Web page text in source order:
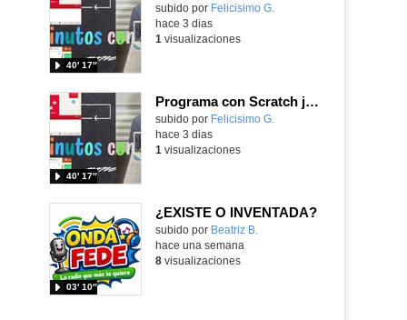
Contenido educativo.
subido por Felicisimo G.
40′ 17″
hace 3 dias
1 visualizaciones
Programa con Scratch juegos con los partidos del mundial 2026 ganados por España
Contenido educativo.
subido por Felicisimo G.
40′ 17″
hace 3 dias
1 visualizaciones
¿EXISTE O INVENTADA?
Contenido educativo.
subido por Beatriz B.
03′ 10″
hace una semana
8visualizaciones